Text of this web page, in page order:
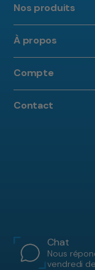
Nos produits
À propos
Compte
Contact
Chat
Nous
vendredi